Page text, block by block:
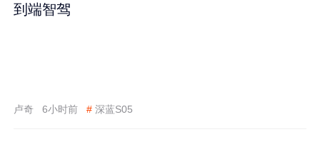
到端智驾
卢奇 6小时前 # 深蓝S05